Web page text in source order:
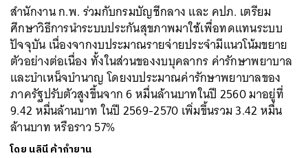
สำนักงาน ก.พ. ร่วมกับกรมบัญชีกลาง และ คปภ. เตรียม
ศึกษาวิธีการนำระบบประกันสุขภาพมาใช้เพื่อทดแทนระบบ
ปัจจุบัน เนื่องจากงบประมาณรายจ่ายประจำมีแนวโน้มขยาย
ตัวอย่างต่อเนื่อง ทั้งในส่วนของงบบุคลากร ค่ารักษาพยาบาล
และบำเหน็จบำนาญ โดยงบประมาณค่ารักษาพยาบาลของ
ภาครัฐปรับตัวสูงขึ้นจาก 6 หมื่นล้านบาทในปี 2560 มาอยู่ที่
9.42 หมื่นล้านบาท ในปี 2569-2570 เพิ่มขึ้นรวม 3.42 หมื่น
ล้านบาท หรือราว 57%
โดย นลินี ค้ากำยาน